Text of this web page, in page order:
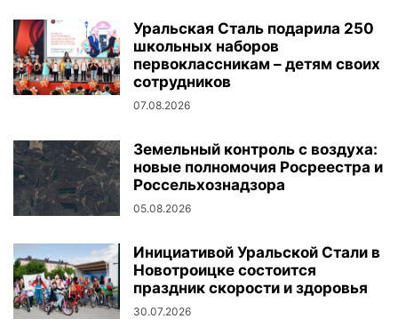
Уральская Сталь подарила 250
школьных наборов
первоклассникам – детям своих
сотрудников
07.08.2026
Земельный контроль с воздуха:
новые полномочия Росреестра и
Россельхознадзора
05.08.2026
Инициативой Уральской Стали в
Новотроицке состоится
праздник скорости и здоровья
30.07.2026